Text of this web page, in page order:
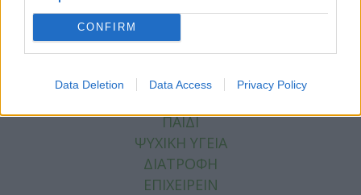
CONFIRM
Data Deletion Data Access Privacy Policy
ΚΑΤΗΓΟΡΙΕΣ
ΕΙΔΗΣΕΙΣ
ΠΑΙΔΙ
ΨΥΧΙΚΗ ΥΓΕΙΑ
ΔΙΑΤΡΟΦΗ
ΕΠΙΧΕΙΡΕΙΝ